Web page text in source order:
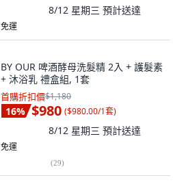
8/12 星期三 預計送達
免運
BY OUR 啤酒酵母洗髮精 2入 + 護髮素
+ 沐浴乳 禮盒組, 1套
首購折扣價$1,180
16% $980 ($980.00/1套)
8/12 星期三 預計送達
免運
(29)